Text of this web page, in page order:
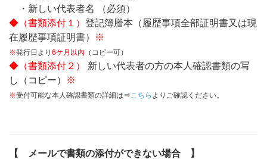
・新しい代表者名 （必須）
◆（書類添付１） 登記簿謄本（履歴事項全部証明書又は現
在履歴事項証明書）
※
※発行日より 6ケ月以内 （コピー可）
◆（書類添付２）
新しい代表者の方の本人確認書類の写
し（コピー）
※
※受付可能な本人確認書類の詳細は⇒ こちら よりご確認ください。
【 メールで書類の添付ができない場合 】